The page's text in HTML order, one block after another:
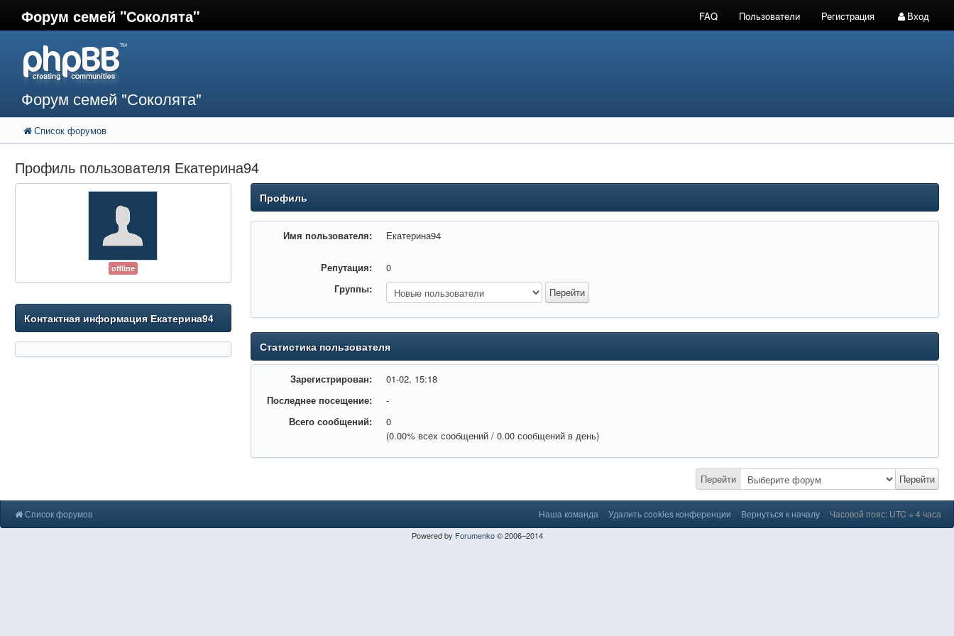
Форум семей "Соколята" FAQ Пользователи Регистрация Вход
Форум семей "Соколята"
Список форумов
Профиль пользователя Екатерина94
offline
Контактная информация Екатерина94
Профиль
Имя пользователя: Екатерина94
Репутация:
0
Группы:
Статистика пользователя
Зарегистрирован:
01-02, 15:18
Последнее посещение:
-
Всего сообщений:
0
(0.00% всех сообщений / 0.00 сообщений в день)
Перейти Перейти
Список форумов Наша команда Удалить cookies конференции Вернуться к началу Часовой пояс: UTC + 4 часа
Powered by Forumenko© 2006–2014